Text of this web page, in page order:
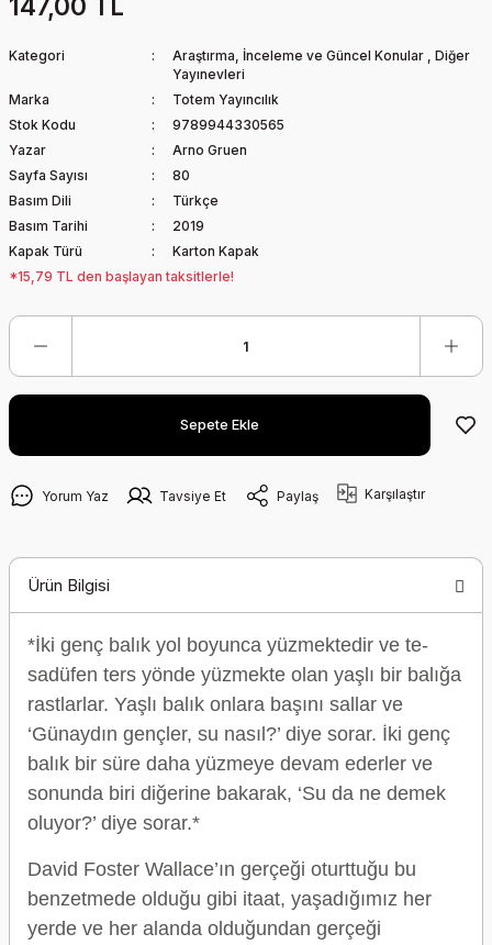
147,00 TL
Kategori Araştırma, İnceleme ve Güncel Konular , Diğer
Yayınevleri
Marka
Totem Yayıncılık
Stok Kodu
9789944330565
Yazar
Arno Gruen
Sayfa Sayısı
80
Basım Dili
Türkçe
Basım Tarihi
2019
Kapak Türü
Karton Kapak
*15,79 TL den başlayan taksitlerle!
Sepete Ekle
Yorum Yaz Tavsiye Et Paylaş Karşılaştır
Ürün Bilgisi
*İki genç balık yol boyunca yüzmektedir ve te­
sadüfen ters yönde yüzmekte olan yaşlı bir balı­ğa
rastlarlar. Yaşlı balık onlara başını sallar ve
‘Günaydın gençler, su nasıl?’ diye sorar. İki genç
balık bir süre daha yüzmeye devam ederler ve
sonunda biri diğerine bakarak, ‘Su da ne de­mek
oluyor?’ diye sorar.*
David Foster Wallace’ın gerçeği oturttuğu bu
benzetmede olduğu gibi itaat, yaşadığımız her
yerde ve her alanda olduğundan gerçeği